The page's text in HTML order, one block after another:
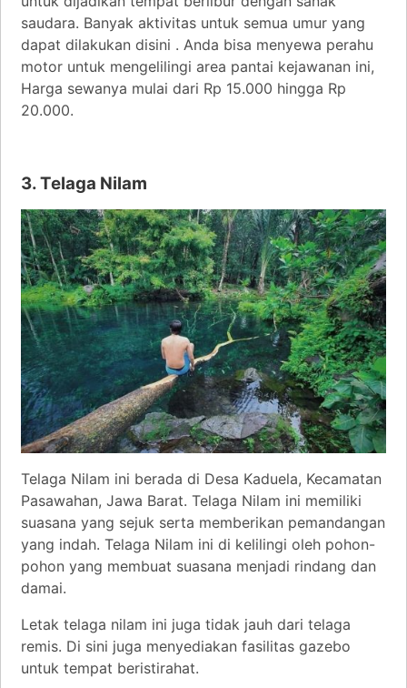
saudara. Banyak aktivitas untuk semua umur yang
dapat dilakukan disini . Anda bisa menyewa perahu
motor untuk mengelilingi area pantai kejawanan ini,
Harga sewanya mulai dari Rp 15.000 hingga Rp
20.000.
3. Telaga Nilam
Telaga Nilam ini berada di Desa Kaduela, Kecamatan
Pasawahan, Jawa Barat. Telaga Nilam ini memiliki
suasana yang sejuk serta memberikan pemandangan
yang indah. Telaga Nilam ini di kelilingi oleh pohon-
pohon yang membuat suasana menjadi rindang dan
damai.
Letak telaga nilam ini juga tidak jauh dari telaga
remis. Di sini juga menyediakan fasilitas gazebo
untuk tempat beristirahat.